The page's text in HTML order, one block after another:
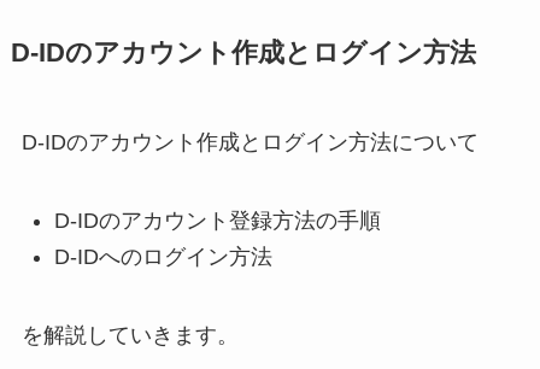
D-IDのアカウント作成とログイン方法
D-IDのアカウント作成とログイン方法について
D-IDのアカウント登録方法の手順
D-IDへのログイン方法
を解説していきます。